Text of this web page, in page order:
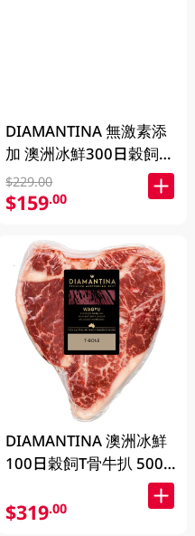
DIAMANTINA 無激素添
加 澳洲冰鮮300日穀飼和
牛肉眼扒SB4+ 200克
$229.00
$159.00
DIAMANTINA 澳洲冰鮮
100日穀飼T骨牛扒 500
$319.00